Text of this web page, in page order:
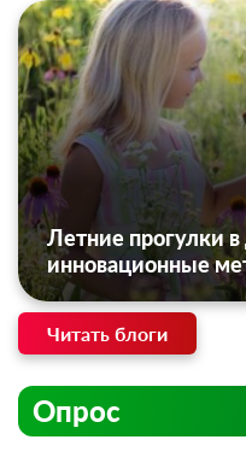
Летние прогулки
инновационные
Читать блоги
Опрос